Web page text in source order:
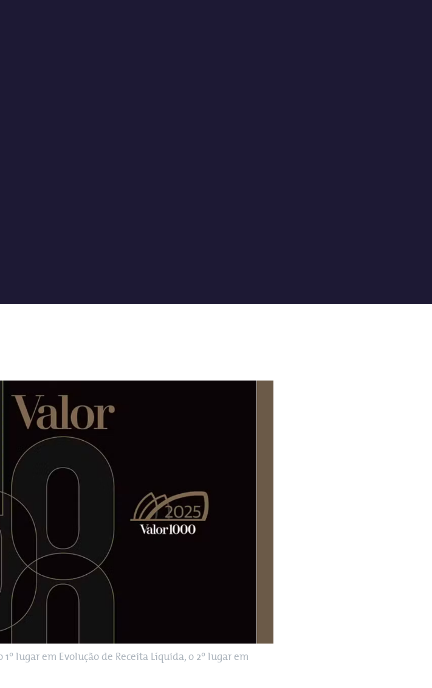
lugar em Evolução de Receita Líquida, o 2º lugar em